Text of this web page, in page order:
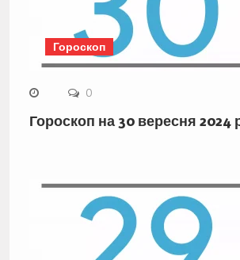
Гороскоп
0
Гороскоп на 30 вересня 2024